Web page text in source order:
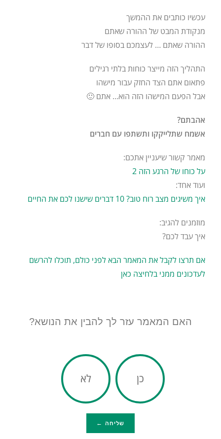
עכשיו כותבים את ההמשך
מנקודת המבט של ההורה שאתם
ההורה שאתם … לעצמכם בסופו של דבר
התהליך הזה מייצר כוחות בלתי רגילים
פתאום אתם הצד החזק עבור מישהו
אבל הפעם המישהו הזה הוא… אתם 🙂
אהבתם?
אשמח שתלייקקו ותשתפו עם חברים
מאמר קשור שיעניין אתכם:
על כוחו של הרגע הזה 2
ועוד אחד:
איך משיגים מצב רוח טוב? 10 דברים שישנו לכם את החיים
מוזמנים להגיב:
איך עבד לכם?
אם תרצו לקבל את המאמר הבא לפני כולם, תוכלו להרשם
לעדכונים ממני בלחיצה כאן
האם המאמר עזר לך להבין את הנושא?
כן לא
שליחה ←